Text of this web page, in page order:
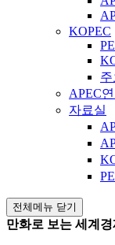
KOPEC
APEC
자료실
전체메뉴 닫기
만화로 보는 세계경